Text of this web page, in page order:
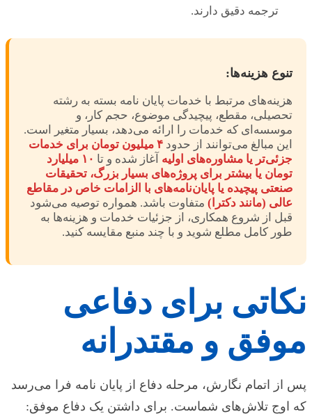
ترجمه دقیق دارند.
تنوع هزینه‌ها:
هزینه‌های مرتبط با خدمات پایان نامه بسته به رشته
تحصیلی، مقطع، پیچیدگی موضوع، حجم کار، و
موسسه‌ای که خدمات را ارائه می‌دهد، بسیار متغیر است.
این مبالغ می‌توانند از حدود
۴ میلیون تومان برای خدمات
جزئی‌تر یا مشاوره‌های اولیه آغاز شده و تا
۱۰ میلیارد
تومان یا بیشتر برای پروژه‌های بسیار بزرگ، تحقیقات
صنعتی پیچیده یا پایان‌نامه‌های با الزامات خاص در مقاطع
عالی (مانند دکترا) متفاوت باشد. همواره توصیه می‌شود
قبل از شروع همکاری، از جزئیات خدمات و هزینه‌ها به
طور کامل مطلع شوید و با چند منبع مقایسه کنید.
نکاتی برای دفاعی
موفق و مقتدرانه
پس از اتمام نگارش، مرحله دفاع از پایان نامه فرا می‌رسد
که اوج تلاش‌های شماست. برای داشتن یک دفاع موفق: